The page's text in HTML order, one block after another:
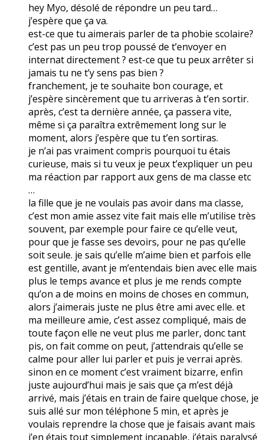
hey Myo, désolé de répondre un peu tard…
j’espère que ça va.
est-ce que tu aimerais parler de ta phobie scolaire?
c’est pas un peu trop poussé de t’envoyer en
internat directement ? est-ce que tu peux arrêter si
jamais tu ne t’y sens pas bien ?
franchement, je te souhaite bon courage, et
j’espère sincèrement que tu arriveras à t’en sortir.
après, c’est ta dernière année, ça passera vite,
même si ça paraîtra extrêmement long sur le
moment, alors j’espère que tu t’en sortiras.
je n’ai pas vraiment compris pourquoi tu étais
curieuse, mais si tu veux je peux t’expliquer un peu
ma réaction par rapport aux gens de ma classe etc
…
la fille que je ne voulais pas avoir dans ma classe,
c’est mon amie assez vite fait mais elle m’utilise très
souvent, par exemple pour faire ce qu’elle veut,
pour que je fasse ses devoirs, pour ne pas qu’elle
soit seule. je sais qu’elle m’aime bien et parfois elle
est gentille, avant je m’entendais bien avec elle mais
plus le temps avance et plus je me rends compte
qu’on a de moins en moins de choses en commun,
alors j’aimerais juste ne plus être ami avec elle. et
ma meilleure amie, c’est assez compliqué, mais de
toute façon elle ne veut plus me parler, donc tant
pis, on fait comme on peut, j’attendrais qu’elle se
calme pour aller lui parler et puis je verrai après.
sinon en ce moment c’est vraiment bizarre, enfin
juste aujourd’hui mais je sais que ça m’est déjà
arrivé, mais j’étais en train de faire quelque chose, je
suis allé sur mon téléphone 5 min, et après je
voulais reprendre la chose que je faisais avant mais
j’en étais tout simplement incapable, j’étais paralysé